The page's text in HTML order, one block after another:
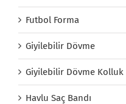
Futbol Forma
Giyilebilir Dövme
Giyilebilir Dövme Kolluk
Havlu Saç Bandı